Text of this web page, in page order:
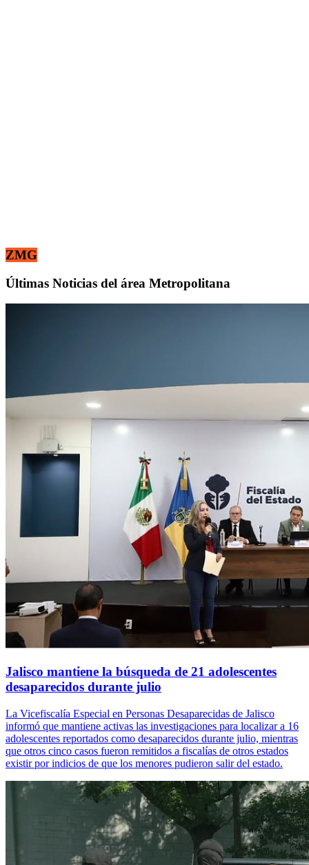
ZMG
Últimas Noticias del área Metropolitana
Jalisco mantiene la búsqueda de 21 adolescentes
desaparecidos durante julio
La Vicefiscalía Especial en Personas Desaparecidas de Jalisco
informó que mantiene activas las investigaciones para localizar a 16
adolescentes reportados como desaparecidos durante julio, mientras
que otros cinco casos fueron remitidos a fiscalías de otros estados
existir por indicios de que los menores pudieron salir del estado.